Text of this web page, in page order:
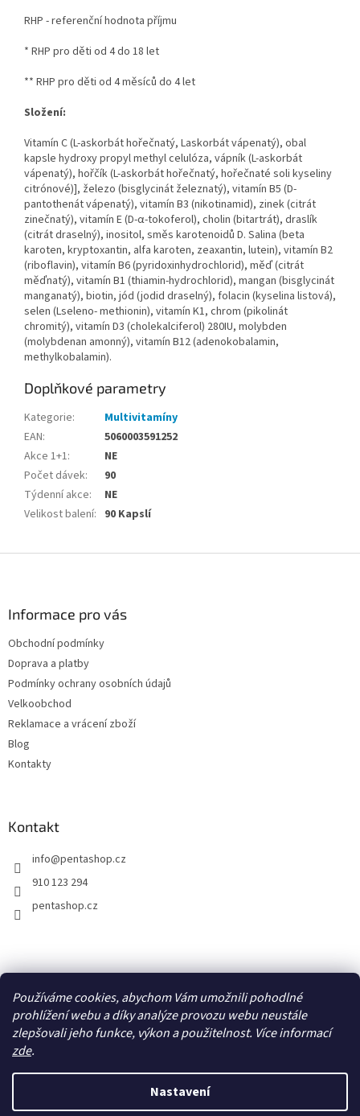
Používáme cookies, abychom Vám umožnili pohodlné
prohlížení webu a díky analýze provozu webu neustále
zlepšovali jeho funkce, výkon a použitelnost. Více informací
zde.
Nastavení
RHP - referenční hodnota příjmu
* RHP pro děti od 4 do 18 let
** RHP pro děti od 4 měsíců do 4 let
Složení:
Vitamín C (L-askorbát hořečnatý, Laskorbát vápenatý), obal
kapsle hydroxy propyl methyl celulóza, vápník (L-askorbát
vápenatý), hořčík (L-askorbát hořečnatý, hořečnaté soli kyseliny
citrónové)], železo (bisglycinát železnatý), vitamín B5 (D-
pantothenát vápenatý), vitamín B3 (nikotinamid), zinek (citrát
zinečnatý), vitamín E (D-α-tokoferol), cholin (bitartrát), draslík
(citrát draselný), inositol, směs karotenoidů D. Salina (beta
karoten, kryptoxantin, alfa karoten, zeaxantin, lutein), vitamín B2
(riboflavin), vitamín B6 (pyridoxinhydrochlorid), měď (citrát
měďnatý), vitamín B1 (thiamin-hydrochlorid), mangan (bisglycinát
manganatý), biotin, jód (jodid draselný), folacin (kyselina listová),
selen (Lseleno- methionin), vitamín K1, chrom (pikolinát
chromitý), vitamín D3 (cholekalciferol) 280IU, molybden
(molybdenan amonný), vitamín B12 (adenokobalamin,
methylkobalamin).
Doplňkové parametry
Kategorie:
Multivitamíny
EAN:
5060003591252
Akce 1+1:
NE
Počet dávek:
90
Týdenní akce:
NE
Velikost balení: 90 Kapslí
Informace pro vás
Obchodní podmínky
Doprava a platby
Podmínky ochrany osobních údajů
Velkoobchod
Reklamace a vrácení zboží
Blog
Kontakty
Kontakt
info@pentashop.cz
910 123 294
pentashop.cz
Vytvořil Shoptet